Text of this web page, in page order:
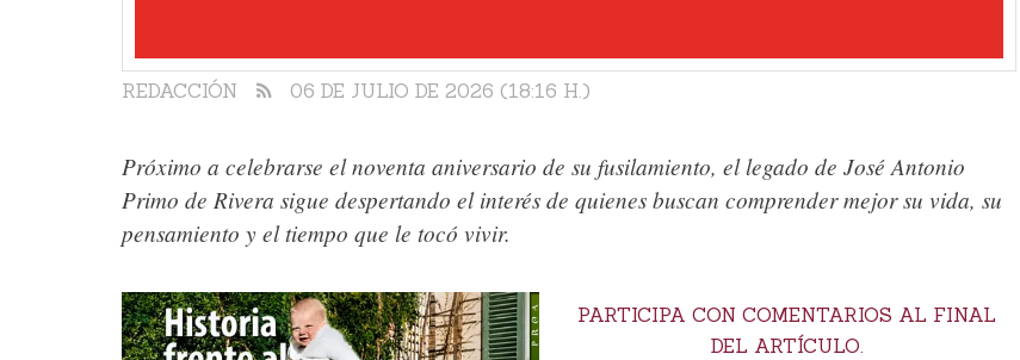
06 DE JULIO DE 2026 (18:16 H.)
REDACCIÓN
Próximo a celebrarse el noventa aniversario de su fusilamiento, el legado de José Antonio
Primo de Rivera sigue despertando el interés de quienes buscan comprender mejor su vida, su
pensamiento y el tiempo que le tocó vivir.
PARTICIPA CON COMENTARIOS AL FINAL
DEL ARTÍCULO.